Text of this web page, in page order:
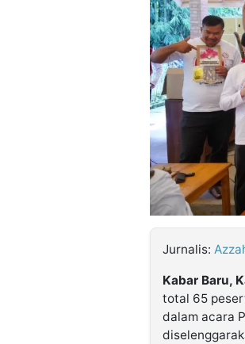
Jurnalis:
Kabar Baru,
total 65
dalam acara